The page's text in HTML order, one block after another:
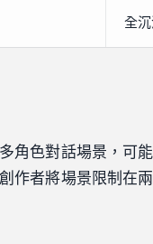
全
角色對話場景，可
作者將場景限制在